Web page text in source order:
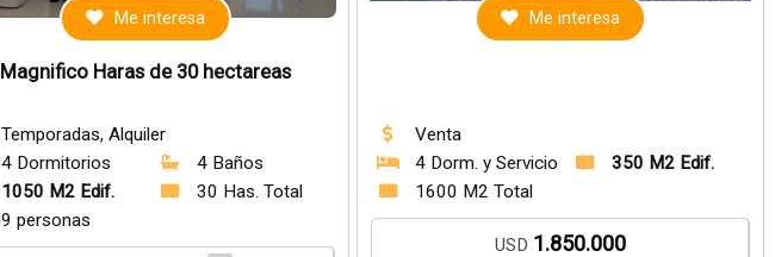
Me interesa
Magnifico Haras de 30 hectareas
Temporadas, Alquiler
4 Dormitorios
4 Baños
1050 M2 Edif.
30 Has. Total
9 personas
Me interesa
Venta
4 Dorm. y Servicio
350 M2 Edif.
1600 M2 Total
USD 1.850.000